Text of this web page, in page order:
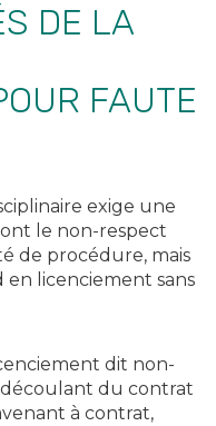
DE LA
FAUTE
exige une
le non-respect
de procédure, mais
en licenciement sans
dit non-
découlant du contrat
à contrat,